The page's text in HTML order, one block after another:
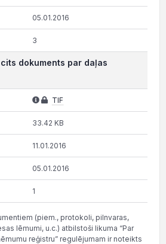
05.01.2016
3
dokuments par daļas
TIF
33.42 KB
11.01.2016
05.01.2016
1
(piem., protokoli, pilnvaras,
lēmumi, u.c.) atbilstoši likuma “Par
reģistru” regulējumam ir noteikts